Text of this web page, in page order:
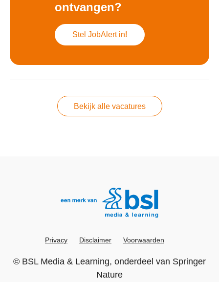
ontvangen?
Stel JobAlert in!
Bekijk alle vacatures
Privacy Disclaimer Voorwaarden
© BSL Media & Learning, onderdeel van Springer
Nature